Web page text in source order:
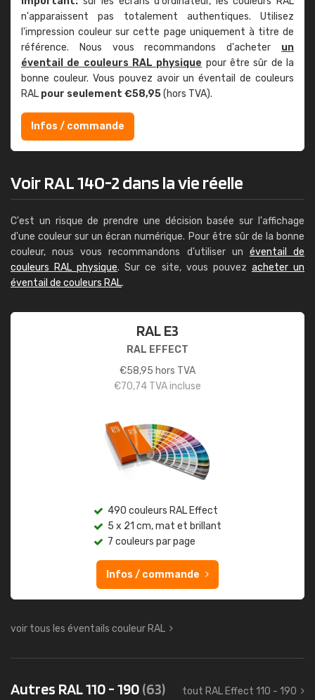
n'apparaissent pas totalement authentiques. Utilisez
l'impression couleur sur cette page uniquement à titre de
référence. Nous vous recommandons d'acheter un
éventail de couleurs RAL physique pour être sûr de la
bonne couleur. Vous pouvez avoir un éventail de couleurs
RAL pour seulement €58,95(hors TVA).
Infos / commande
Voir RAL 140-2 dans la vie réelle
C'est un risque de prendre une décision basée sur l'affichage
d'une couleur sur un écran numérique. Pour être sûr de la bonne
couleur, nous vous recommandons d'utiliser un éventail de
couleurs RAL physique. Sur ce site, vous pouvez acheter un
éventail de couleurs RAL.
RAL E3
RAL EFFECT
€58,95 hors TVA
€70,74 TVA incluse
490 couleurs RAL Effect
5 x 21 cm, mat et brillant
7 couleurs par page
Infos / commande
voir tous les éventails couleur RAL
Autres RAL 110 - 190(63) tout RAL Effect 110 - 190